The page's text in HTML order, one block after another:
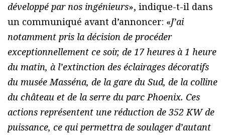
développé par nos ingénieurs», indique-t-il dans
un communiqué avant d’annoncer: «J’ai
notamment pris la décision de procéder
exceptionnellement ce soir, de 17 heures à 1 heure
du matin, à l’extinction des éclairages décoratifs
du musée Masséna, de la gare du Sud, de la colline
du château et de la serre du parc Phoenix. Ces
actions représentent une réduction de 352 KW de
puissance, ce qui permettra de soulager d’autant